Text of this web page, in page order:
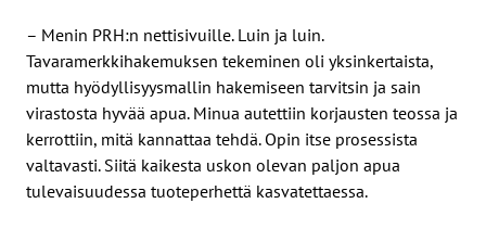
– Menin PRH:n nettisivuille. Luin ja luin.
Tavaramerkkihakemuksen tekeminen oli yksinkertaista,
mutta hyödyllisyysmallin hakemiseen tarvitsin ja sain
virastosta hyvää apua. Minua autettiin korjausten teossa ja
kerrottiin, mitä kannattaa tehdä. Opin itse prosessista
valtavasti. Siitä kaikesta uskon olevan paljon apua
tulevaisuudessa tuoteperhettä kasvatettaessa.